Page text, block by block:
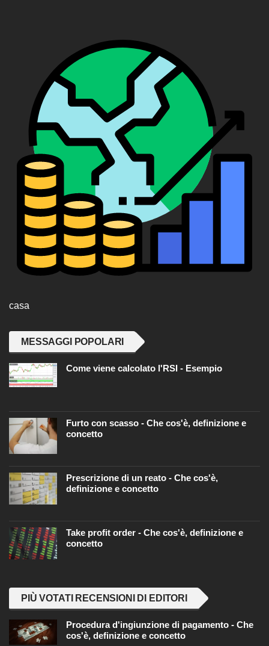
casa
MESSAGGI POPOLARI
Come viene calcolato l'RSI - Esempio
Furto con scasso - Che cos'è, definizione e
concetto
Prescrizione di un reato - Che cos'è,
definizione e concetto
Take profit order - Che cos'è, definizione e
concetto
PIÙ VOTATI RECENSIONI DI EDITORI
Procedura d'ingiunzione di pagamento - Che
cos'è, definizione e concetto